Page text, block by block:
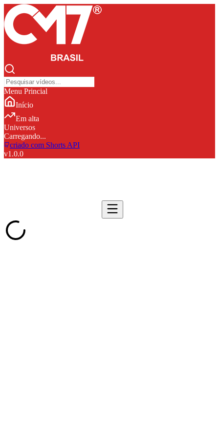
Menu Princial
Início
Em alta
Universos
Carregando...
criado com Shorts API
v1.0.0